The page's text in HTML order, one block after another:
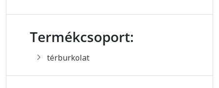
Termékcsoport:
térburkolat